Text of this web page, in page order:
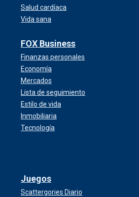
Salud cardíaca
Vida sana
FOX Business
Finanzas personales
Economía
Mercados
Lista de seguimiento
Estilo de vida
Inmobiliaria
Tecnología
Juegos
Scattergories Diario